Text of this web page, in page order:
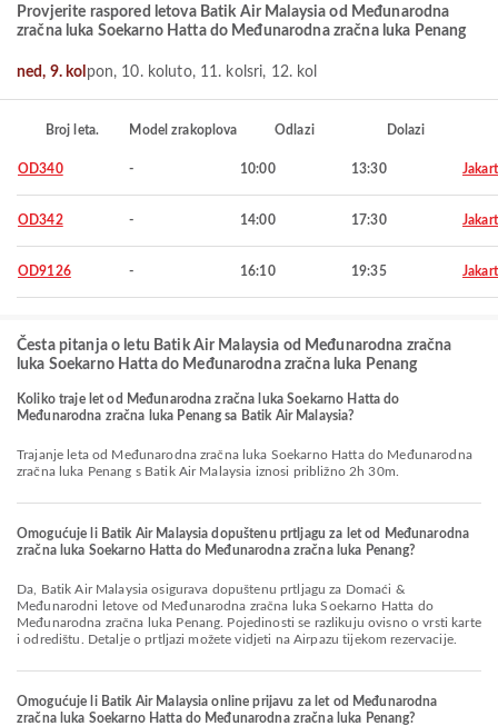
Provjerite raspored letova Batik Air Malaysia od Međunarodna
zračna luka Soekarno Hatta do Međunarodna zračna luka Penang
ned, 9. kol pon, 10. kol uto, 11. kol sri, 12. kol
Broj leta. Model zrakoplova Odlazi Dolazi
OD340 - 10:00 13:30
OD342 - 14:00 17:30
OD9126 - 16:10 19:35
Česta pitanja o letu Batik Air Malaysia od Međunarodna zračna
luka Soekarno Hatta do Međunarodna zračna luka Penang
Koliko traje let od Međunarodna zračna luka Soekarno Hatta do
Međunarodna zračna luka Penang sa Batik Air Malaysia?
Trajanje leta od Međunarodna zračna luka Soekarno Hatta do Međunarodna
zračna luka Penang s Batik Air Malaysia iznosi približno 2h 30m.
Omogućuje li Batik Air Malaysia dopuštenu prtljagu za let od Međunarodna
zračna luka Soekarno Hatta do Međunarodna zračna luka Penang?
Da, Batik Air Malaysia osigurava dopuštenu prtljagu za Domaći &
Međunarodni letove od Međunarodna zračna luka Soekarno Hatta do
Međunarodna zračna luka Penang. Pojedinosti se razlikuju ovisno o vrsti karte
i odredištu. Detalje o prtljazi možete vidjeti na Airpazu tijekom rezervacije.
Omogućuje li Batik Air Malaysia online prijavu za let od Međunarodna
zračna luka Soekarno Hatta do Međunarodna zračna luka Penang?